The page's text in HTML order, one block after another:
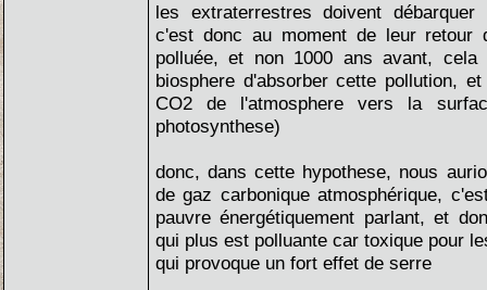
les extraterrestres doivent
c'est donc au moment de leur retour
polluée, et non 1000 ans avant,
biosphere d'absorber cette pollution,
CO2 de l'atmosphere vers la
photosynthese)
donc, dans cette hypothese, nous
de gaz carbonique atmosphérique,
pauvre énergétiquement parlant, et
qui plus est polluante car toxique pour
qui provoque un fort effet de serre